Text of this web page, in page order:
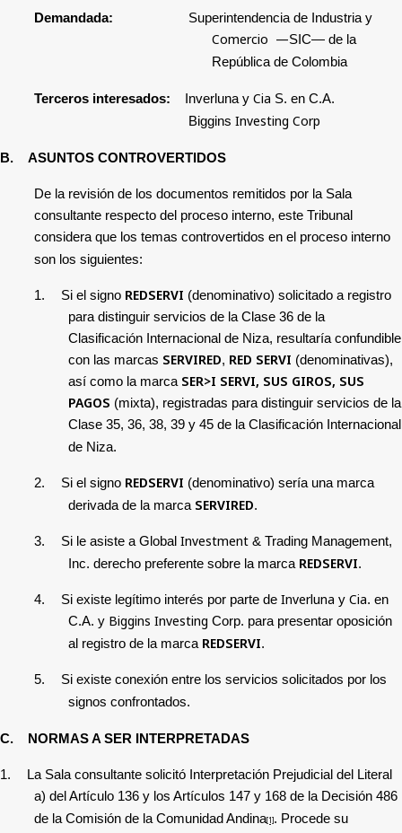
Demandada: Superintendencia de Industria y
Comercio —SIC— de la
República de Colombia
Terceros interesados: Inverlunay Cia S. en C.A.
Biggins Investing Corp
B. ASUNTOS CONTROVERTIDOS
De la revisión de los documentos remitidos por la Sala
consultante respecto del proceso interno, este Tribunal
considera que los temas controvertidos en el proceso interno
son los siguientes:
1. Si el signo REDSERVI (denominativo) solicitado a registro
para distinguir servicios de la Clase 36 de la
Clasificación Internacional de Niza, resultaría confundible
con las marcas SERVIRED, RED SERVI (denominativas),
así como la marcaSER>I SERVI, SUS GIROS, SUS
PAGOS (mixta), registradas para distinguir servicios de la
Clase 35, 36, 38, 39 y 45 de la Clasificación Internacional
de Niza.
2. Si el signo REDSERVI (denominativo) sería una marca
derivada de la marca SERVIRED.
3. Si le asiste a Global Investment& Trading Management,
Inc. derecho preferente sobre la marca REDSERVI.
4. Si existe legítimo interés por parte de Inverluna y Cia. en
C.A. y Biggins Investing Corp. para presentar oposición
al registro de la marca REDSERVI.
5.
Si existe conexión entre los servicios solicitados por los
signos confrontados.
C. NORMAS A SER INTERPRETADAS
1. La Sala consultante solicitó Interpretación Prejudicial del Literal
a) del Artículo 136 y los Artículos 147 y 168 de la Decisión 486
de la Comisión de la Comunidad Andina[1]. Procede su